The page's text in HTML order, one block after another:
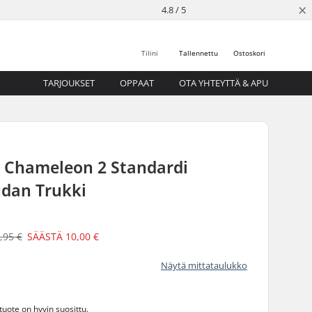
4.8 / 5 ×
Ostoskori
Tallennettu
Tilini
TARJOUKSET OPPAAT OTA YHTEYTTÄ & APU
Chameleon 2 Standardi
Trukki
€ SÄÄSTÄ 10,00 €
Näytä mittataulukko
on hyvin suosittu.